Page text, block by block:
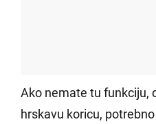
Ako nemate tu funkciju,
hrskavu koricu,